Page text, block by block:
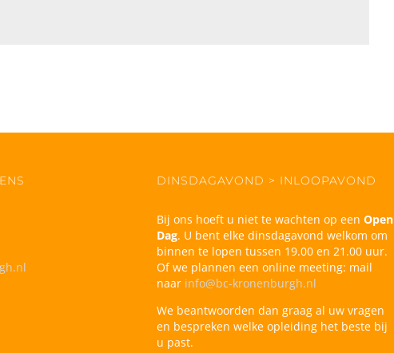
DINSDAGAVOND > INLOOPAVOND
Bij ons hoeft u niet te wachten op een Open
Dag. U bent elke dinsdagavond welkom om
binnen te lopen tussen 19.00 en 21.00 uur.
Of we plannen een online meeting: mail
naar info@bc-kronenburgh.nl
We beantwoorden dan graag al uw vragen
en bespreken welke opleiding het beste bij
u past.